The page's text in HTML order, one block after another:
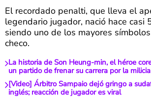
El recordado penalti, que lleva el
legendario jugador, nació hace casi
siendo uno de los mayores
checo.
La historia de Son Heung-min, el héroe
un partido de frenar su carrera por la milicia
[Video] Árbitro Sampaio dejó gringo a
inglés; reacción de jugador es viral